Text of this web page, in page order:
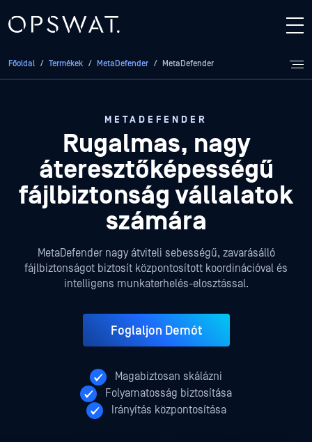
Főoldal / Termékek / MetaDefender / MetaDefender
METADEFENDER
Rugalmas, nagy
áteresztőképességű
fájlbiztonság vállalatok
számára
MetaDefender nagy átviteli sebességű, zavarásálló
fájlbiztonságot biztosít központosított koordinációval és
intelligens munkaterhelés-elosztással.
Foglaljon Demót
Magabiztosan skálázni
Folyamatosság biztosítása
Irányítás központosítása